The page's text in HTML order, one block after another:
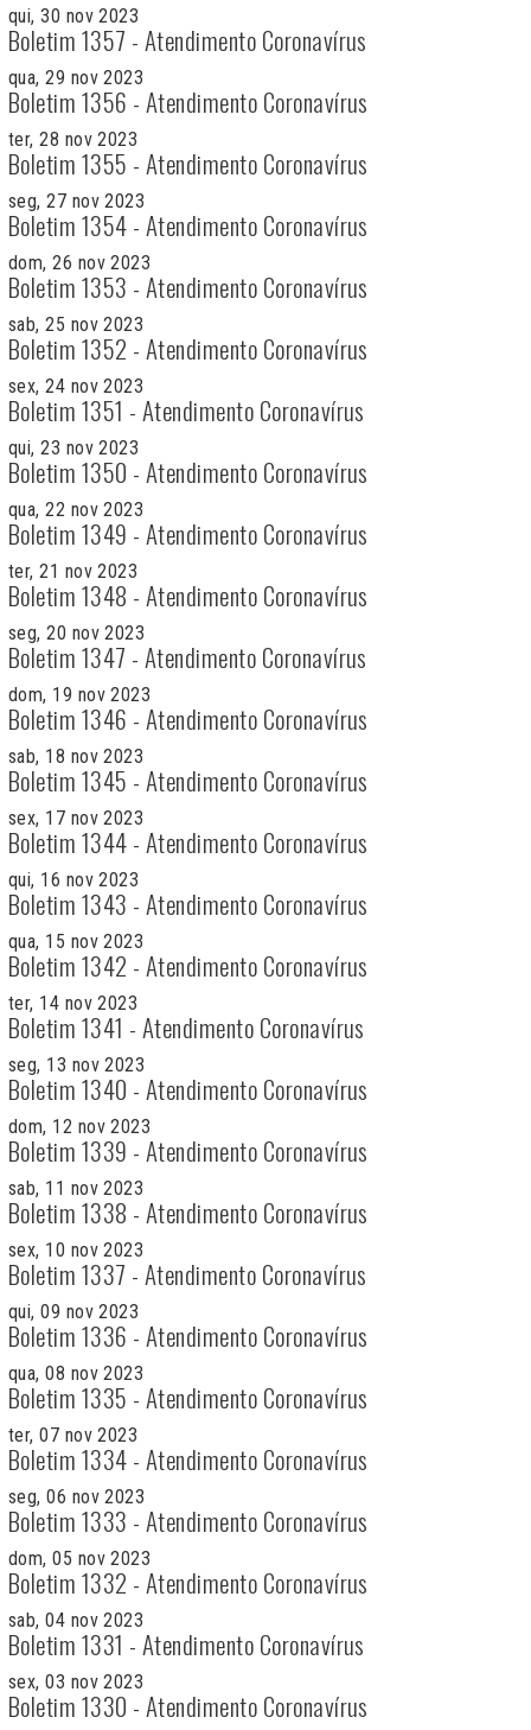
qui, 30 nov 2023
Boletim 1357 - Atendimento Coronavírus
qua, 29 nov 2023
Boletim 1356 - Atendimento Coronavírus
ter, 28 nov 2023
Boletim 1355 - Atendimento Coronavírus
seg, 27 nov 2023
Boletim 1354 - Atendimento Coronavírus
dom, 26 nov 2023
Boletim 1353 - Atendimento Coronavírus
sab, 25 nov 2023
Boletim 1352 - Atendimento Coronavírus
sex, 24 nov 2023
Boletim 1351 - Atendimento Coronavírus
qui, 23 nov 2023
Boletim 1350 - Atendimento Coronavírus
qua, 22 nov 2023
Boletim 1349 - Atendimento Coronavírus
ter, 21 nov 2023
Boletim 1348 - Atendimento Coronavírus
seg, 20 nov 2023
Boletim 1347 - Atendimento Coronavírus
dom, 19 nov 2023
Boletim 1346 - Atendimento Coronavírus
sab, 18 nov 2023
Boletim 1345 - Atendimento Coronavírus
sex, 17 nov 2023
Boletim 1344 - Atendimento Coronavírus
qui, 16 nov 2023
Boletim 1343 - Atendimento Coronavírus
qua, 15 nov 2023
Boletim 1342 - Atendimento Coronavírus
ter, 14 nov 2023
Boletim 1341 - Atendimento Coronavírus
seg, 13 nov 2023
Boletim 1340 - Atendimento Coronavírus
dom, 12 nov 2023
Boletim 1339 - Atendimento Coronavírus
sab, 11 nov 2023
Boletim 1338 - Atendimento Coronavírus
sex, 10 nov 2023
Boletim 1337 - Atendimento Coronavírus
qui, 09 nov 2023
Boletim 1336 - Atendimento Coronavírus
qua, 08 nov 2023
Boletim 1335 - Atendimento Coronavírus
ter, 07 nov 2023
Boletim 1334 - Atendimento Coronavírus
seg, 06 nov 2023
Boletim 1333 - Atendimento Coronavírus
dom, 05 nov 2023
Boletim 1332 - Atendimento Coronavírus
sab, 04 nov 2023
Boletim 1331 - Atendimento Coronavírus
sex, 03 nov 2023
Boletim 1330 - Atendimento Coronavírus